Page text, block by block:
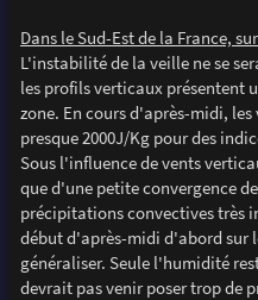
Dans le Sud-Est de la France,
L'instabilité de la veille ne se
les profils verticaux présentent
zone. En cours d'après-midi,
presque 2000J/Kg pour des
Sous l'influence de vents
que d'une petite convergence
précipitations convectives très
début d'après-midi d'abord sur
généraliser. Seule l'humidité
devrait pas venir poser trop de